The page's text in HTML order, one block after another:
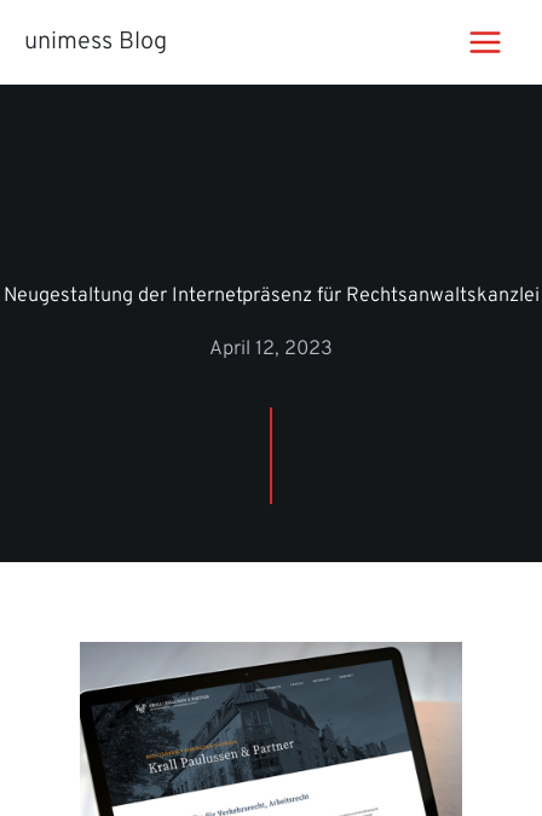
Inhaltunimess Blog
Neugestaltung der Internetpräsenz für Rechtsanwaltskanzlei
April 12, 2023